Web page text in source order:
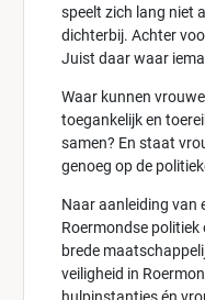
speelt zich lang niet
dichterbij. Achter
Juist daar waar
Waar kunnen
toegankelijk en
samen? En staat
genoeg op de
Naar aanleiding van
Roermondse politiek
brede
veiligheid in